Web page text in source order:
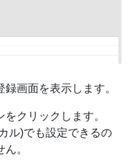
画面を表示します。
クリックします。
ル)でも設定できるの
。